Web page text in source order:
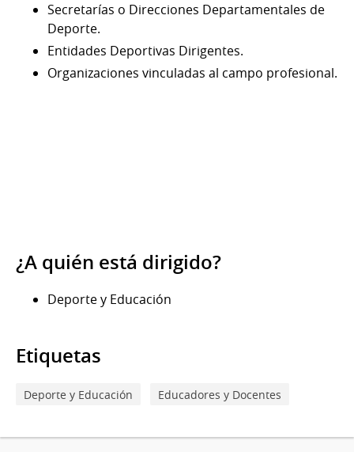
Secretarías o Direcciones Departamentales de
Deporte.
Entidades Deportivas Dirigentes.
Organizaciones vinculadas al campo profesional.
¿A quién está dirigido?
Deporte y Educación
Etiquetas
Deporte y Educación Educadores y Docentes